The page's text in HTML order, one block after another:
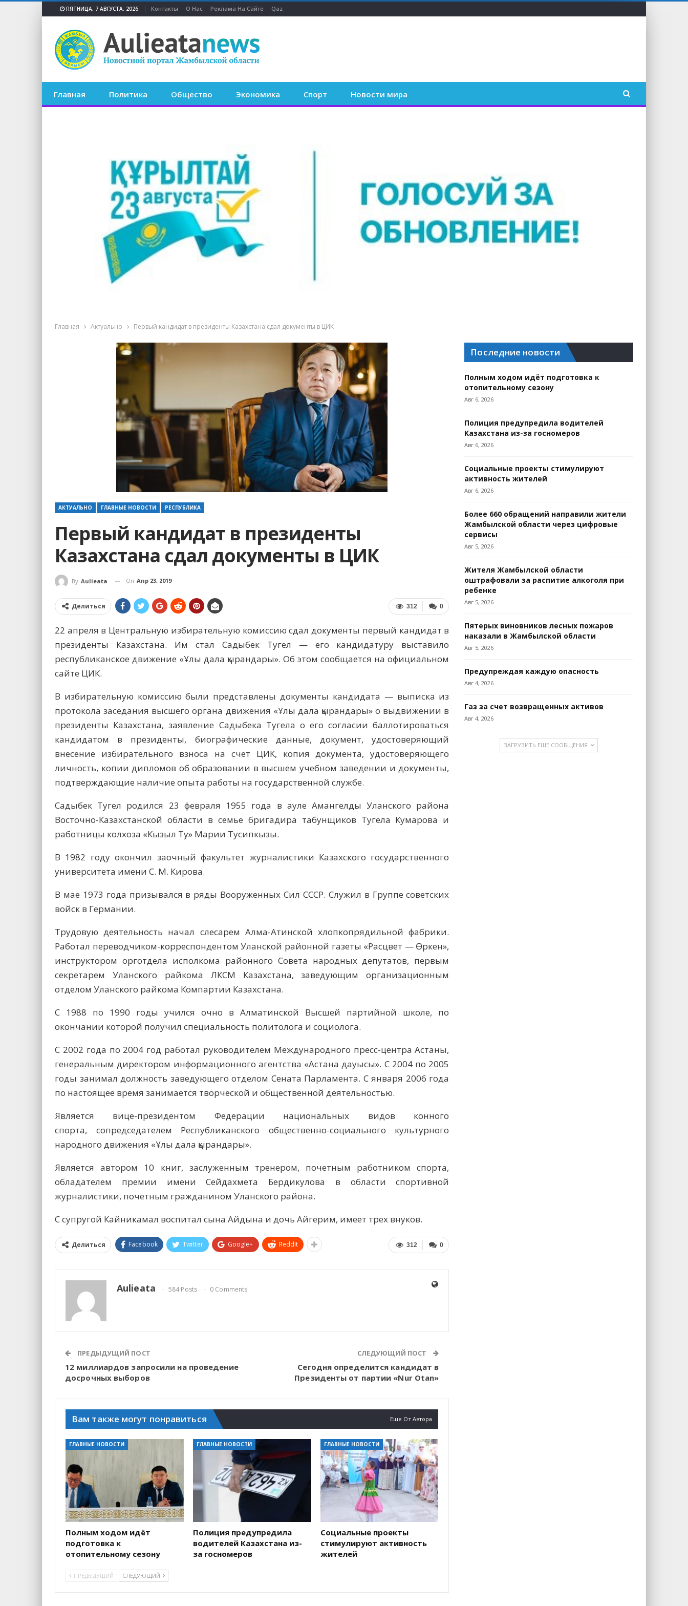
ПЯТНИЦА, 7 АВГУСТА, 2026 Контакты О Нас Реклама На Сайте Qaz
Главная Политика Общество Экономика Спорт Новости мира
Главная Актуально Первый кандидат в президенты Казахстана сдал документы в ЦИК
АКТУАЛЬНО ГЛАВНЫЕ НОВОСТИ РЕСПУБЛИКА
Первый кандидат в президенты
Казахстана сдал документы в ЦИК
By Aulieata On Апр 23, 2019
0
312
Делиться
22 апреля в Центральную избирательную комиссию сдал документы первый кандидат в
президенты Казахстана. Им стал Садыбек Тугел — его кандидатуру выставило
республиканское движение «Ұлы дала қырандары». Об этом сообщается на официальном
сайте ЦИК.
В избирательную комиссию были представлены документы кандидата — выписка из
протокола заседания высшего органа движения «Ұлы дала қырандары» о выдвижении в
президенты Казахстана, заявление Садыбека Тугела о его согласии баллотироваться
кандидатом в президенты, биографические данные, документ, удостоверяющий
внесение избирательного взноса на счет ЦИК, копия документа, удостоверяющего
личность, копии дипломов об образовании в высшем учебном заведении и документы,
подтверждающие наличие опыта работы на государственной службе.
Садыбек Тугел родился 23 февраля 1955 года в ауле Амангелды Уланского района
Восточно-Казахстанской области в семье бригадира табунщиков Тугела Кумарова и
работницы колхоза «Кызыл Ту» Марии Тусипкызы.
В 1982 году окончил заочный факультет журналистики Казахского государственного
университета имени С. М. Кирова.
В мае 1973 года призывался в ряды Вооруженных Сил СССР. Служил в Группе советских
войск в Германии.
Трудовую деятельность начал слесарем Алма-Атинской хлопкопрядильной фабрики.
Работал переводчиком-корреспондентом Уланской районной газеты «Расцвет — Өркен»,
инструктором орготдела исполкома районного Совета народных депутатов, первым
секретарем Уланского райкома ЛКСМ Казахстана, заведующим организационным
отделом Уланского райкома Компартии Казахстана.
С 1988 по 1990 годы учился очно в Алматинской Высшей партийной школе, по
окончании которой получил специальность политолога и социолога.
С 2002 года по 2004 год работал руководителем Международного пресс-центра Астаны,
генеральным директором информационного агентства «Астана дауысы». С 2004 по 2005
годы занимал должность заведующего отделом Сената Парламента. С января 2006 года
по настоящее время занимается творческой и общественной деятельностью.
Является вице-президентом Федерации национальных видов конного
спорта, сопредседателем Республиканского общественно-социального культурного
народного движения «Ұлы дала қырандары».
Является автором 10 книг, заслуженным тренером, почетным работником спорта,
обладателем премии имени Сейдахмета Бердикулова в области спортивной
журналистики, почетным гражданином Уланского района.
С супругой Кайникамал воспитал сына Айдына и дочь Айгерим, имеет трех внуков.
0
312
Делиться Facebook Twitter Google+ ReddIt
Aulieata 584 Posts 0 Comments
ПРЕДЫДУЩИЙ ПОСТ
12 миллиардов запросили на проведение
досрочных выборов
СЛЕДУЮЩИЙ ПОСТ
Сегодня определится кандидат в
Президенты от партии «Nur Otan»
Вам также могут понравиться Еще От Автора
ГЛАВНЫЕ НОВОСТИ
Полным ходом идёт
подготовка к
отопительному сезону
ГЛАВНЫЕ НОВОСТИ
Полиция предупредила
водителей Казахстана из-
за госномеров
ГЛАВНЫЕ НОВОСТИ
Социальные проекты
стимулируют активность
жителей
ПРЕДЫДУЩИЙ СЛЕДУЮЩИЙ
Последние новости
Полным ходом идёт подготовка к
отопительному сезону
Авг 6, 2026
Полиция предупредила водителей
Казахстана из-за госномеров
Авг 6, 2026
Социальные проекты стимулируют
активность жителей
Авг 6, 2026
Более 660 обращений направили жители
Жамбылской области через цифровые
сервисы
Авг 5, 2026
Жителя Жамбылской области
оштрафовали за распитие алкоголя при
ребенке
Авг 5, 2026
Пятерых виновников лесных пожаров
наказали в Жамбылской области
Авг 5, 2026
Предупреждая каждую опасность
Авг 4, 2026
Газ за счет возвращенных активов
Авг 4, 2026
ЗАГРУЗИТЬ ЕЩЕ СООБЩЕНИЯ